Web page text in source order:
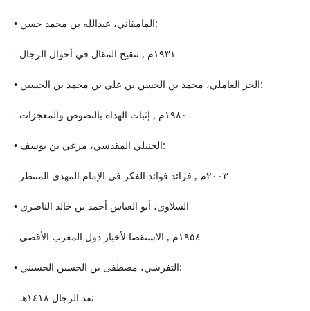
• المامقاني، عبدالله بن محمد حسن:
- ١٩٣١م , تنقیح المقال في أحوال الرجال
• الحر العاملي، محمد بن الحسن بن علي بن محمد بن الحسین:
- ١٩٨٠م , إثبات الهداة بالنصوص والمعجزات
• الحنبلي المقدسي، مرعي بن یوسف:
- ٢٠٠٣م , فرائد فوائد الفكر في الإمام المهدي المنتظر
• السلاوي، أبو العباس أحمد بن خالد الناصري
- ١٩٥٤م , الاستقصا لأخبار دول المغرب الأقصى
• التفرشي، مصطفى بن الحسین الحسیني:
- نقد الرجال ١٤١٨هـ